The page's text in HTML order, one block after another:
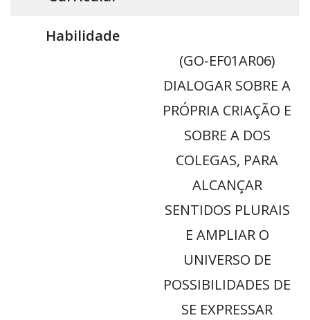
Habilidade
(GO-EF01AR06)
DIALOGAR SOBRE A
PRÓPRIA CRIAÇÃO E
SOBRE A DOS
COLEGAS, PARA
ALCANÇAR
SENTIDOS PLURAIS
E AMPLIAR O
UNIVERSO DE
POSSIBILIDADES DE
SE EXPRESSAR